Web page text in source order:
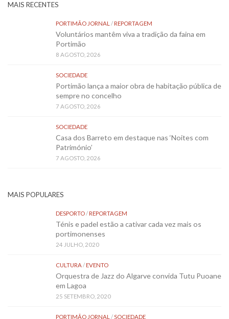
MAIS RECENTES
PORTIMÃO JORNAL /REPORTAGEM
Voluntários mantêm viva a tradição da faina em
Portimão
8 AGOSTO, 2026
SOCIEDADE
Portimão lança a maior obra de habitação pública de
sempre no concelho
7 AGOSTO, 2026
SOCIEDADE
Casa dos Barreto em destaque nas ‘Noites com
Património’
7 AGOSTO, 2026
MAIS POPULARES
DESPORTO/REPORTAGEM
Ténis e padel estão a cativar cada vez mais os
portimonenses
24 JULHO, 2020
CULTURA/EVENTO
Orquestra de Jazz do Algarve convida Tutu Puoane
em Lagoa
25 SETEMBRO, 2020
PORTIMÃO JORNAL /SOCIEDADE